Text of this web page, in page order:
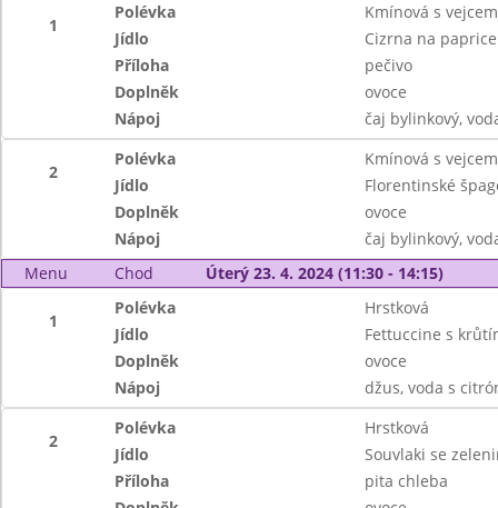
1
Polévka
Kmínová s vejcem
Jídlo
Cizrna na paprice
Příloha
pečivo
Doplněk
ovoce
Nápoj
čaj bylinkový,
2
Polévka
Kmínová s vejcem
Jídlo
Florentinské
Doplněk
ovoce
Nápoj
čaj bylinkový,
Menu
Chod Úterý 23. 4. 2024 (11:30 - 14:15)
1
Polévka
Hrstková
Jídlo
Fettuccine s
Doplněk
ovoce
Nápoj
džus, voda s
2
Polévka
Hrstková
Jídlo
Souvlaki se
Příloha
pita chleba